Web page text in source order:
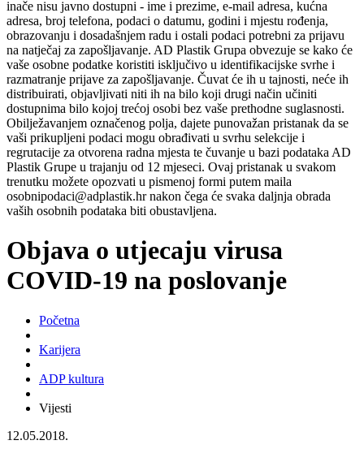
inače nisu javno dostupni - ime i prezime, e-mail adresa, kućna
adresa, broj telefona, podaci o datumu, godini i mjestu rođenja,
obrazovanju i dosadašnjem radu i ostali podaci potrebni za prijavu
na natječaj za zapošljavanje. AD Plastik Grupa obvezuje se kako će
vaše osobne podatke koristiti isključivo u identifikacijske svrhe i
razmatranje prijave za zapošljavanje. Čuvat će ih u tajnosti, neće ih
distribuirati, objavljivati niti ih na bilo koji drugi način učiniti
dostupnima bilo kojoj trećoj osobi bez vaše prethodne suglasnosti.
Obilježavanjem označenog polja, dajete punovažan pristanak da se
vaši prikupljeni podaci mogu obrađivati u svrhu selekcije i
regrutacije za otvorena radna mjesta te čuvanje u bazi podataka AD
Plastik Grupe u trajanju od 12 mjeseci. Ovaj pristanak u svakom
trenutku možete opozvati u pismenoj formi putem maila
osobnipodaci@adplastik.hr nakon čega će svaka daljnja obrada
vaših osobnih podataka biti obustavljena.
Objava o utjecaju virusa
COVID-19 na poslovanje
Početna
Karijera
ADP kultura
Vijesti
12.05.2018.